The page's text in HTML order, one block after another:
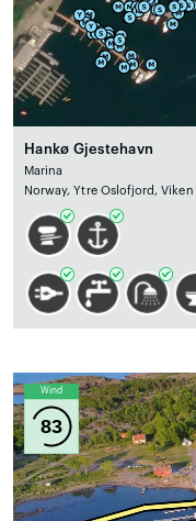
Hankø Gjestehavn
Marina
Norway, Ytre Oslofjord, Viken
Wind
83